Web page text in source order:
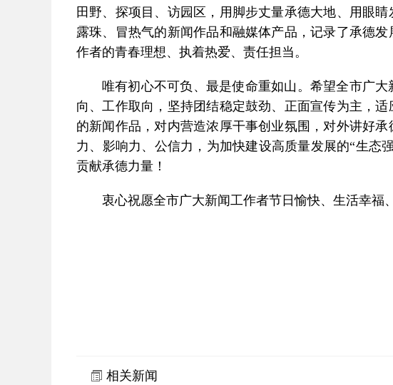
田野、探项目、访园区，用脚步丈量承德大地、用眼
露珠、冒热气的新闻作品和融媒体产品，记录了承德
作者的青春理想、执着热爱、责任担当。
唯有初心不可负、最是使命重如山。希望全市广
向、工作取向，坚持团结稳定鼓劲、正面宣传为主，
的新闻作品，对内营造浓厚干事创业氛围，对外讲好
力、影响力、公信力，为加快建设高质量发展的“生态
贡献承德力量！
衷心祝愿全市广大新闻工作者节日愉快、生活幸福
相关新闻